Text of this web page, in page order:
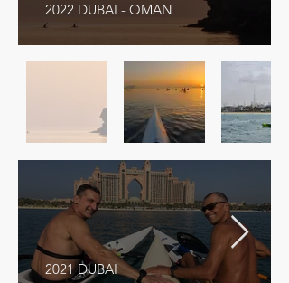
2022 DUBAI - OMAN
2021 DUBAI